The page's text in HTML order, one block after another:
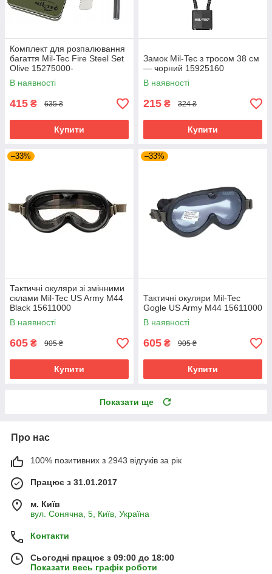
Комплект для розпалювання
багаття Mil-Tec Fire Steel Set
Olive 15275000-
В наявності
415 ₴ 635 ₴
Купити
Замок Mil-Tec з тросом 38 см
— чорний 15925160
В наявності
215 ₴ 324 ₴
Купити
–33%
Тактичні окуляри зі змінними
склами Mil-Tec US Army M44
Black 15611000
В наявності
605 ₴ 905 ₴
Купити
–33%
Тактичні окуляри Mil-Tec
Gogle US Army M44 15611000
В наявності
605 ₴ 905 ₴
Купити
Показати ще
Про нас
100% позитивних з 2943 відгуків за рік
Працює з 31.01.2017
м. Київ
вул. Сонячна, 5, Київ, Україна
Контакти
Сьогодні працює з 09:00 до 18:00
Показати весь графік роботи